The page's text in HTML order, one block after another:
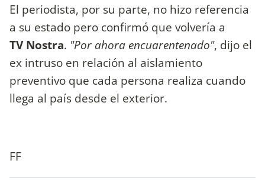
El periodista, por su parte, no hizo referencia
a su estado pero confirmó que volvería a
TV Nostra. "Por ahora encuarentenado", dijo el
ex intruso en relación al aislamiento
preventivo que cada persona realiza cuando
llega al país desde el exterior.
FF